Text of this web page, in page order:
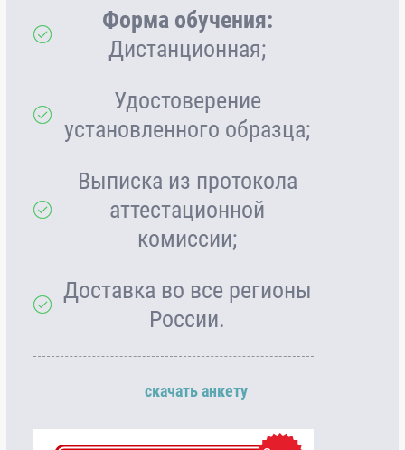
Форма обучения:
Дистанционная;
Удостоверение
установленного образца;
Выписка из протокола
аттестационной
комиссии;
Доставка во все регионы
России.
скачать анкету